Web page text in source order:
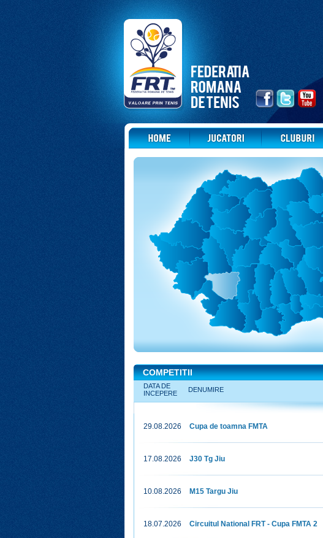
COMPETITII
DATA DE
INCEPERE
DENUMIRE
29.08.2026 Cupa de toamna FMTA
17.08.2026 J30 Tg Jiu
10.08.2026 M15 Targu Jiu
18.07.2026 Circuitul National FRT - Cupa FMTA 2